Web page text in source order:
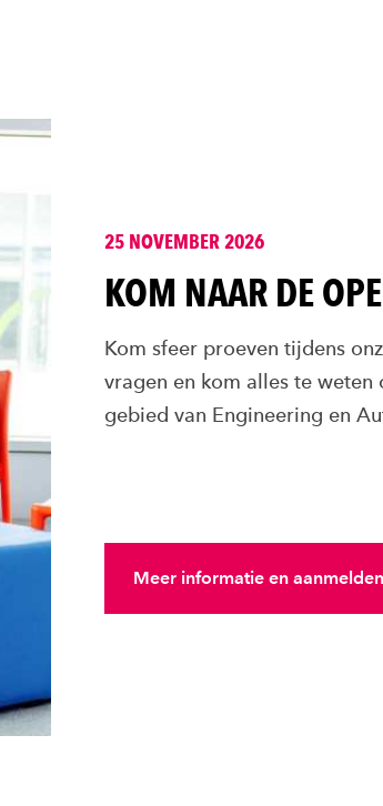
25 NOVEMBER 2026
KOM NAAR DE
Kom sfeer proeven tijdens
vragen en kom alles te
gebied van Engineering en
Meer informatie en aanmelden